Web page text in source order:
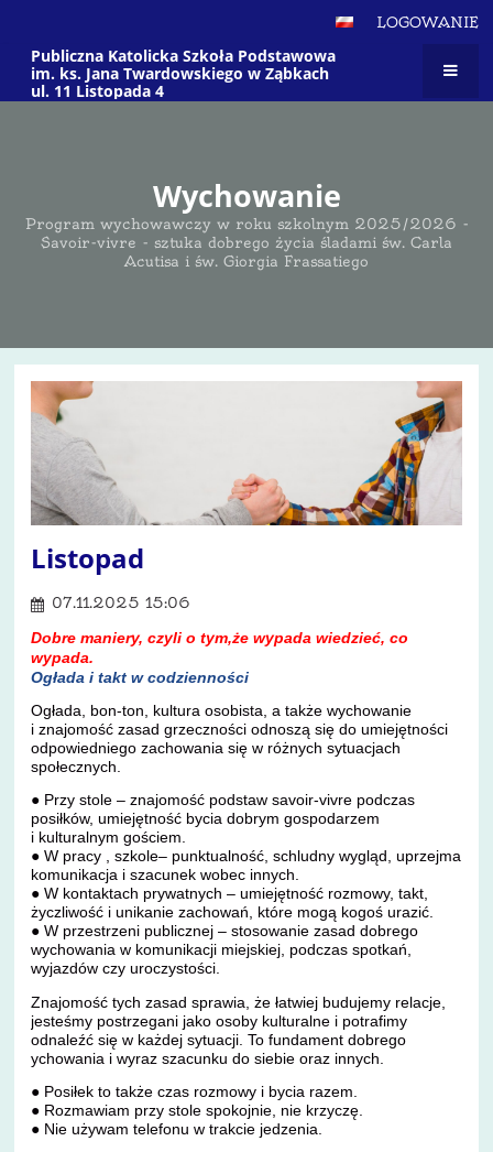
LOGOWANIE
Publiczna Katolicka Szkoła Podstawowa
im. ks. Jana Twardowskiego w Ząbkach
ul. 11 Listopada 4
Wychowanie
Program wychowawczy w roku szkolnym 2025/2026 -
Savoir-vivre - sztuka dobrego życia śladami św. Carla
Acutisa i św. Giorgia Frassatiego
Listopad
07.11.2025 15:06
Dobre maniery, czyli o tym,że wypada wiedzieć, co
wypada.
Ogłada i takt w codzienności
Ogłada, bon-ton, kultura osobista, a także wychowanie
i znajomość zasad grzeczności odnoszą się do umiejętności
odpowiedniego zachowania się w różnych sytuacjach
społecznych.
● Przy stole – znajomość podstaw savoir-vivre podczas
posiłków, umiejętność bycia dobrym gospodarzem
i kulturalnym gościem.
● W pracy , szkole– punktualność, schludny wygląd, uprzejma
komunikacja i szacunek wobec innych.
● W kontaktach prywatnych – umiejętność rozmowy, takt,
życzliwość i unikanie zachowań, które mogą kogoś urazić.
● W przestrzeni publicznej – stosowanie zasad dobrego
wychowania w komunikacji miejskiej, podczas spotkań,
wyjazdów czy uroczystości.
Znajomość tych zasad sprawia, że łatwiej budujemy relacje,
jesteśmy postrzegani jako osoby kulturalne i potrafimy
odnaleźć się w każdej sytuacji. To fundament dobrego
ychowania i wyraz szacunku do siebie oraz innych.
● Posiłek to także czas rozmowy i bycia razem.
● Rozmawiam przy stole spokojnie, nie krzyczę.
● Nie używam telefonu w trakcie jedzenia.